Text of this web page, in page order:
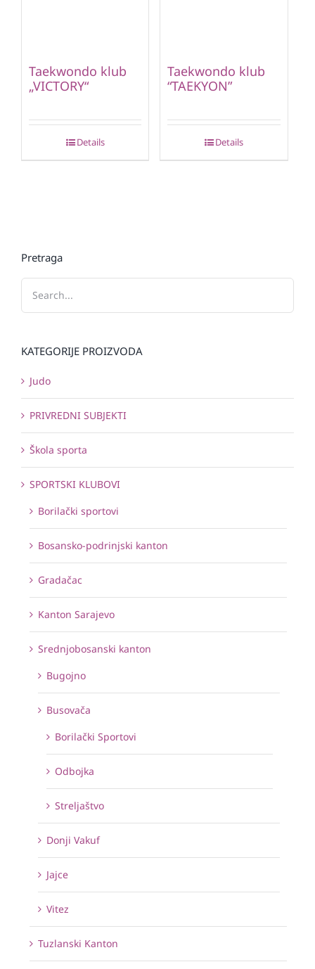
Taekwondo klub
„VICTORY“
Details
Taekwondo klub
“TAEKYON”
Details
Pretraga
KATEGORIJE PROIZVODA
Judo
PRIVREDNI SUBJEKTI
Škola sporta
SPORTSKI KLUBOVI
Borilački sportovi
Bosansko-podrinjski kanton
Gradačac
Kanton Sarajevo
Srednjobosanski kanton
Bugojno
Busovača
Borilački Sportovi
Odbojka
Streljaštvo
Donji Vakuf
Jajce
Vitez
Tuzlanski Kanton